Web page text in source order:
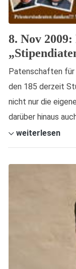
8. Nov
Patenschaften für
den 185 derzeit
nicht nur die
darüber hinaus
weiterlesen